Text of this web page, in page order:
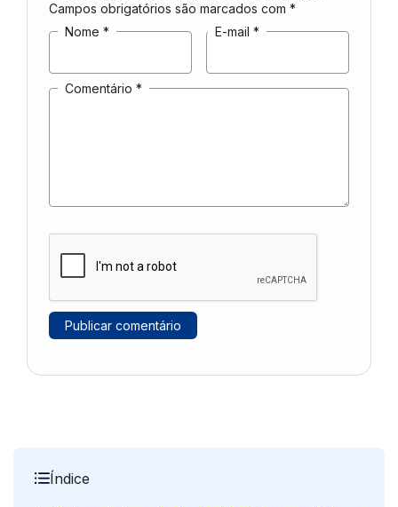
Campos obrigatórios são marcados com *
Nome * E-mail *
Comentário *
Índice